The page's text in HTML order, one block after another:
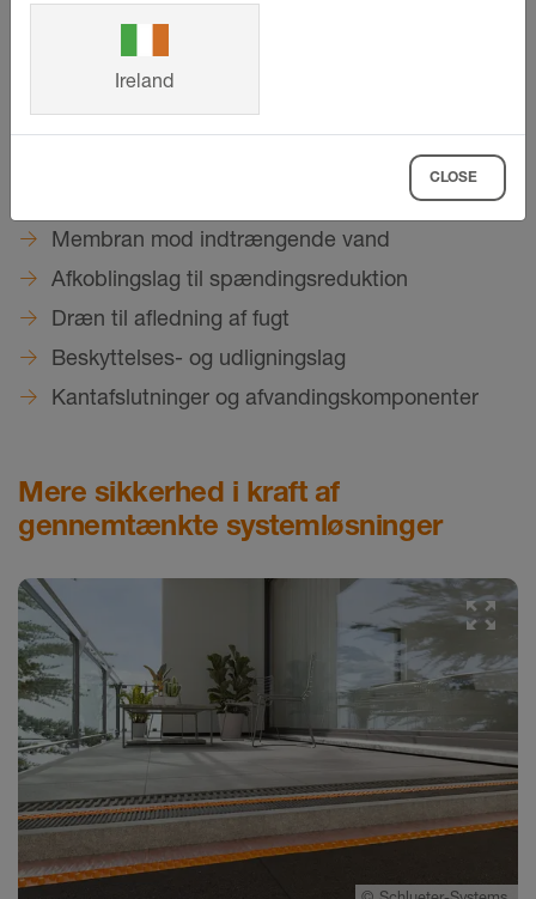
disse elementer arbejder sammen, forhindres det,
ophobes derinde.
Membran mod indtrængende vand
Afkoblingslag til spændingsreduktion
Dræn til afledning af fugt
Beskyttelses- og udligningslag
Kantafslutninger og afvandingskomponenter
Mere sikkerhed i kraft af
gennemtænkte systemløsninger
Ireland
CLOSE